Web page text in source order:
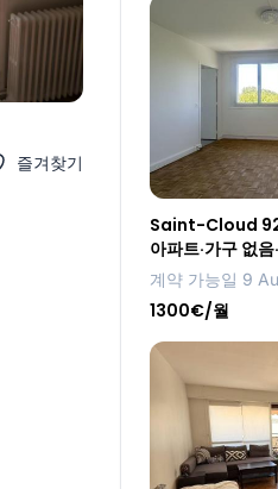
즐겨찾기
Saint-Cloud 92
아파트·가구 없음
계약 가능일 9
1300€/월